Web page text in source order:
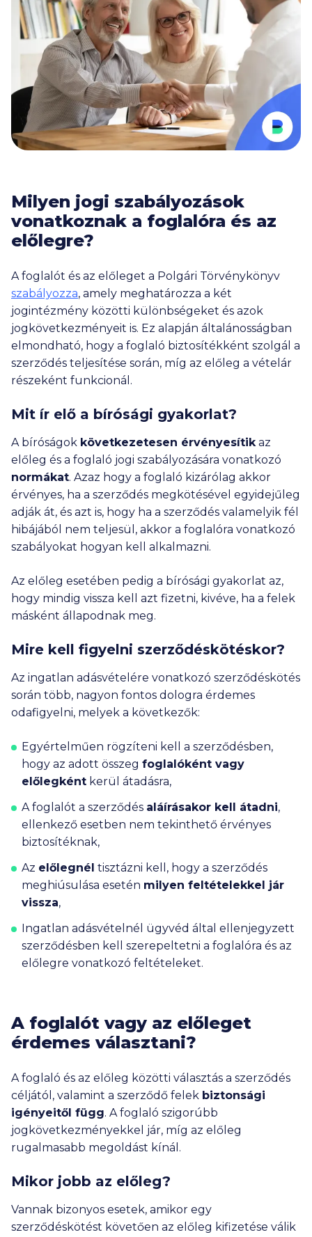
Milyen jogi szabályozások
vonatkoznak a foglalóra és az
előlegre?
A foglalót és az előleget a Polgári Törvénykönyv
szabályozza, amely meghatározza a két
jogintézmény közötti különbségeket és azok
jogkövetkezményeit is. Ez alapján általánosságban
elmondható, hogy a foglaló biztosítékként szolgál a
szerződés teljesítése során, míg az előleg a vételár
részeként funkcionál.
Mit ír elő a bírósági gyakorlat?
A bíróságok következetesen érvényesítikaz
előleg és a foglaló jogi szabályozására vonatkozó
normákat. Azaz hogy a foglaló kizárólag akkor
érvényes, ha a szerződés megkötésével egyidejűleg
adják át, és azt is, hogy ha a szerződés valamelyik fél
hibájából nem teljesül, akkor a foglalóra vonatkozó
szabályokat hogyan kell alkalmazni.
Az előleg esetében pedig a bírósági gyakorlat az,
hogy mindig vissza kell azt fizetni, kivéve, ha a felek
másként állapodnak meg.
Mire kell figyelni szerződéskötéskor?
Az ingatlan adásvételére vonatkozó szerződéskötés
során több, nagyon fontos dologra érdemes
odafigyelni, melyek a következők:
Egyértelműen rögzíteni kell a szerződésben,
hogy az adott összeg foglalóként vagy
előlegként kerül átadásra,
A foglalót a szerződés aláírásakor kell átadni,
ellenkező esetben nem tekinthető érvényes
biztosítéknak,
Az előlegnél tisztázni kell, hogy a szerződés
meghiúsulása esetén milyen feltételekkel jár
vissza,
Ingatlan adásvételnél ügyvéd által ellenjegyzett
szerződésben kell szerepeltetni a foglalóra és az
előlegre vonatkozó feltételeket.
A foglalót vagy az előleget
érdemes választani?
A foglaló és az előleg közötti választás a szerződés
céljától, valamint a szerződő felek biztonsági
igényeitől függ. A foglaló szigorúbb
jogkövetkezményekkel jár, míg az előleg
rugalmasabb megoldást kínál.
Mikor jobb az előleg?
Vannak bizonyos esetek, amikor egy
szerződéskötést követően az előleg kifizetése válik